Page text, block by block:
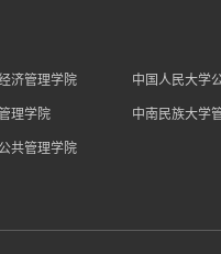
济管理学院 中国人民大学
理学院 中南民族大学
共管理学院